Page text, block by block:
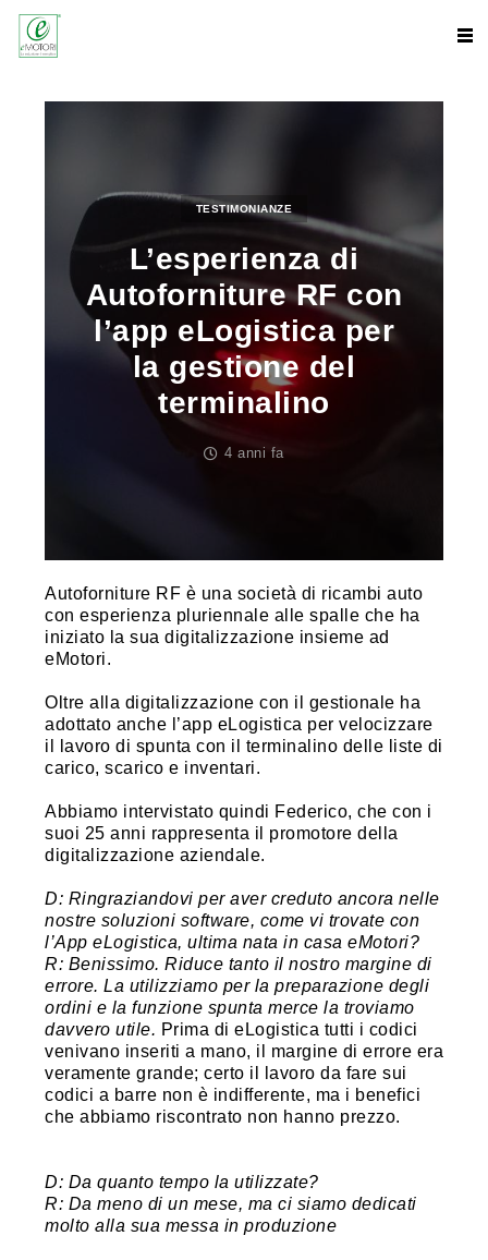
TESTIMONIANZE
L’esperienza di
Autoforniture RF con
l’app eLogistica per
la gestione del
terminalino
4 anni fa
Autoforniture RF è una società di ricambi auto
con esperienza pluriennale alle spalle che ha
iniziato la sua digitalizzazione insieme ad
eMotori.
Oltre alla digitalizzazione con il gestionale ha
adottato anche l’app eLogistica per velocizzare
il lavoro di spunta con il terminalino delle liste di
carico, scarico e inventari.
Abbiamo intervistato quindi Federico, che con i
suoi 25 anni rappresenta il promotore della
digitalizzazione aziendale.
D: Ringraziandovi per aver creduto ancora nelle
nostre soluzioni software, come vi trovate con
l’App eLogistica, ultima nata in casa eMotori?
R: Benissimo. Riduce tanto il nostro margine di
errore. La utilizziamo per la preparazione degli
ordini e la funzione spunta merce la troviamo
davvero utile. Prima di eLogistica tutti i codici
venivano inseriti a mano, il margine di errore era
veramente grande; certo il lavoro da fare sui
codici a barre non è indifferente, ma i benefici
che abbiamo riscontrato non hanno prezzo.
D: Da quanto tempo la utilizzate?
R: Da meno di un mese, ma ci siamo dedicati
molto alla sua messa in produzione